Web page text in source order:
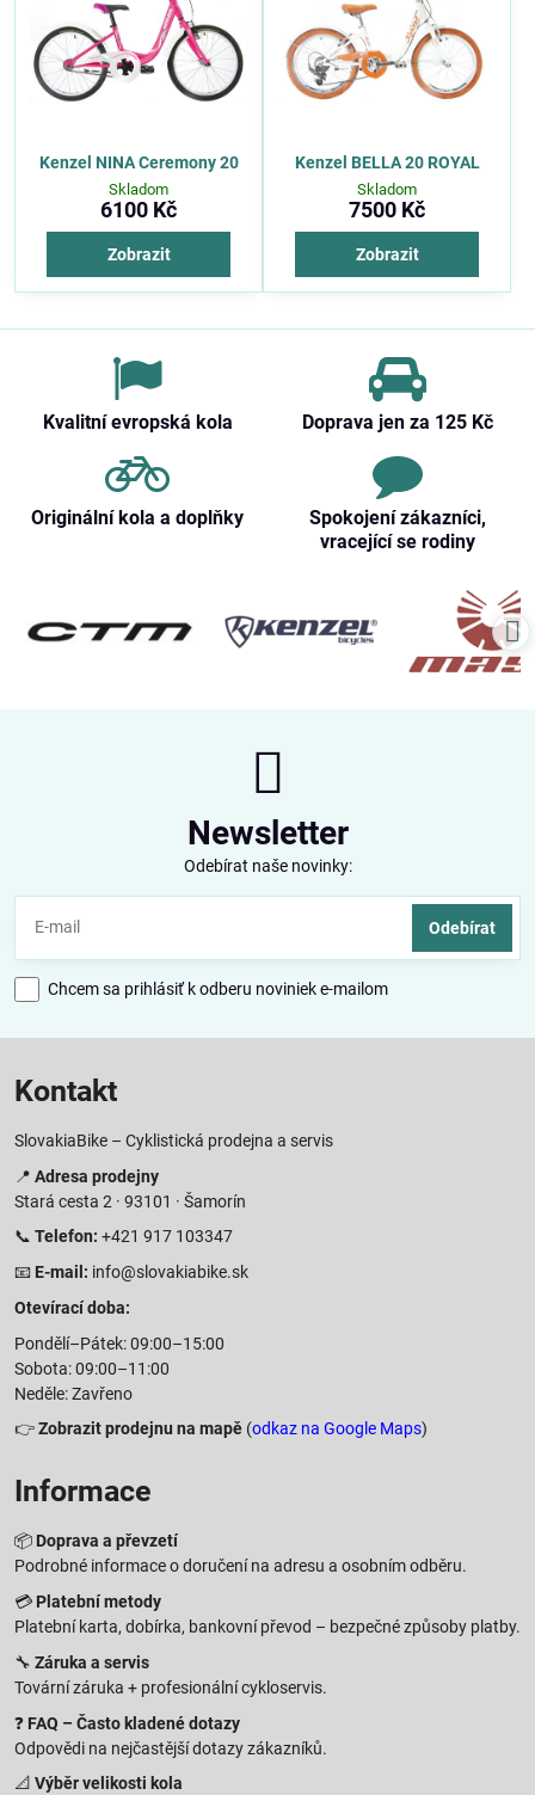
Kenzel NINA Ceremony 20
Skladom
6100 Kč
Zobrazit
Kenzel BELLA 20 ROYAL
Skladom
7500 Kč
Zobrazit
Kvalitní evropská kola Doprava jen za 125 Kč
Originální kola a doplňky
Spokojení zákazníci,
vracející se rodiny
Newsletter
Odebírat naše novinky:
Odebírat
Chcem sa prihlásiť k odberu noviniek e-mailom
Kontakt
SlovakiaBike – Cyklistická prodejna a servis
📍 Adresa prodejny
Stará cesta 2 · 93101 · Šamorín
📞 Telefon: +421 917 103347
📧 E-mail: info@slovakiabike.sk
Otevírací doba:
Pondělí–Pátek: 09:00–15:00
Sobota: 09:00–11:00
Neděle: Zavřeno
👉Zobrazit prodejnu na mapě (odkaz na Google Maps)
Informace
📦 Doprava a převzetí
Podrobné informace o doručení na adresu a osobním odběru.
💳 Platební metody
Platební karta, dobírka, bankovní převod – bezpečné způsoby platby.
🔧 Záruka a servis
Tovární záruka + profesionální cykloservis.
❓ FAQ – Často kladené dotazy
Odpovědi na nejčastější dotazy zákazníků.
📐 Výběr velikosti kola